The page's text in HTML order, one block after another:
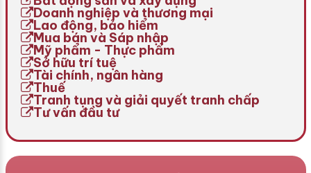
Doanh nghiệp và thương mại
Lao động, bảo hiểm
Mua bán và Sáp nhập
Mỹ phẩm - Thực phẩm
Sở hữu trí tuệ
Tài chính, ngân hàng
Thuế
Tranh tụng và giải quyết tranh chấp
Tư vấn đầu tư